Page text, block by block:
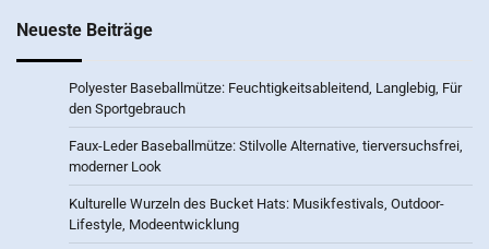
Neueste Beiträge
Polyester Baseballmütze: Feuchtigkeitsableitend, Langlebig, Für
den Sportgebrauch
Faux-Leder Baseballmütze: Stilvolle Alternative, tierversuchsfrei,
moderner Look
Kulturelle Wurzeln des Bucket Hats: Musikfestivals, Outdoor-
Lifestyle, Modeentwicklung